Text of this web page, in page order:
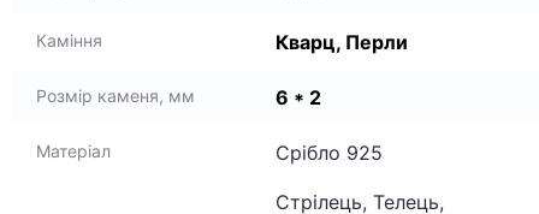
Каміння Кварц, Перли
Розмір каменя, мм 6 * 2
Матеріал Срібло 925
Стрілець, Телець,